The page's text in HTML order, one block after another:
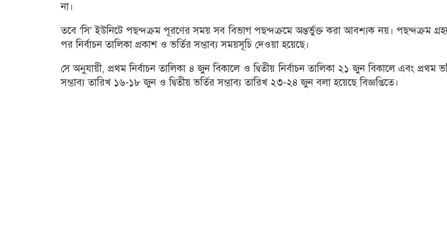
না।
তবে ‘সি’ ইউনিটে পছন্দক্রম পূরণের সময় সব বিভাগ পছন্দক্রমে অন্তর্ভুক্ত করা আবশ্যক নয়। পছন্দক্রম
পর নির্বাচন তালিকা প্রকাশ ও ভর্তির সম্ভাব্য সময়সূচি দেওয়া হয়েছে।
সে অনুযায়ী, প্রথম নির্বাচন তালিকা ৪ জুন বিকালে ও দ্বিতীয় নির্বাচন তালিকা ২১ জুন বিকালে এবং প্রথম
সম্ভাব্য তারিখ ১৬-১৮ জুন ও দ্বিতীয় ভর্তির সম্ভাব্য তারিখ ২৩-২৪ জুন বলা হয়েছে বিজ্ঞপ্তিতে।